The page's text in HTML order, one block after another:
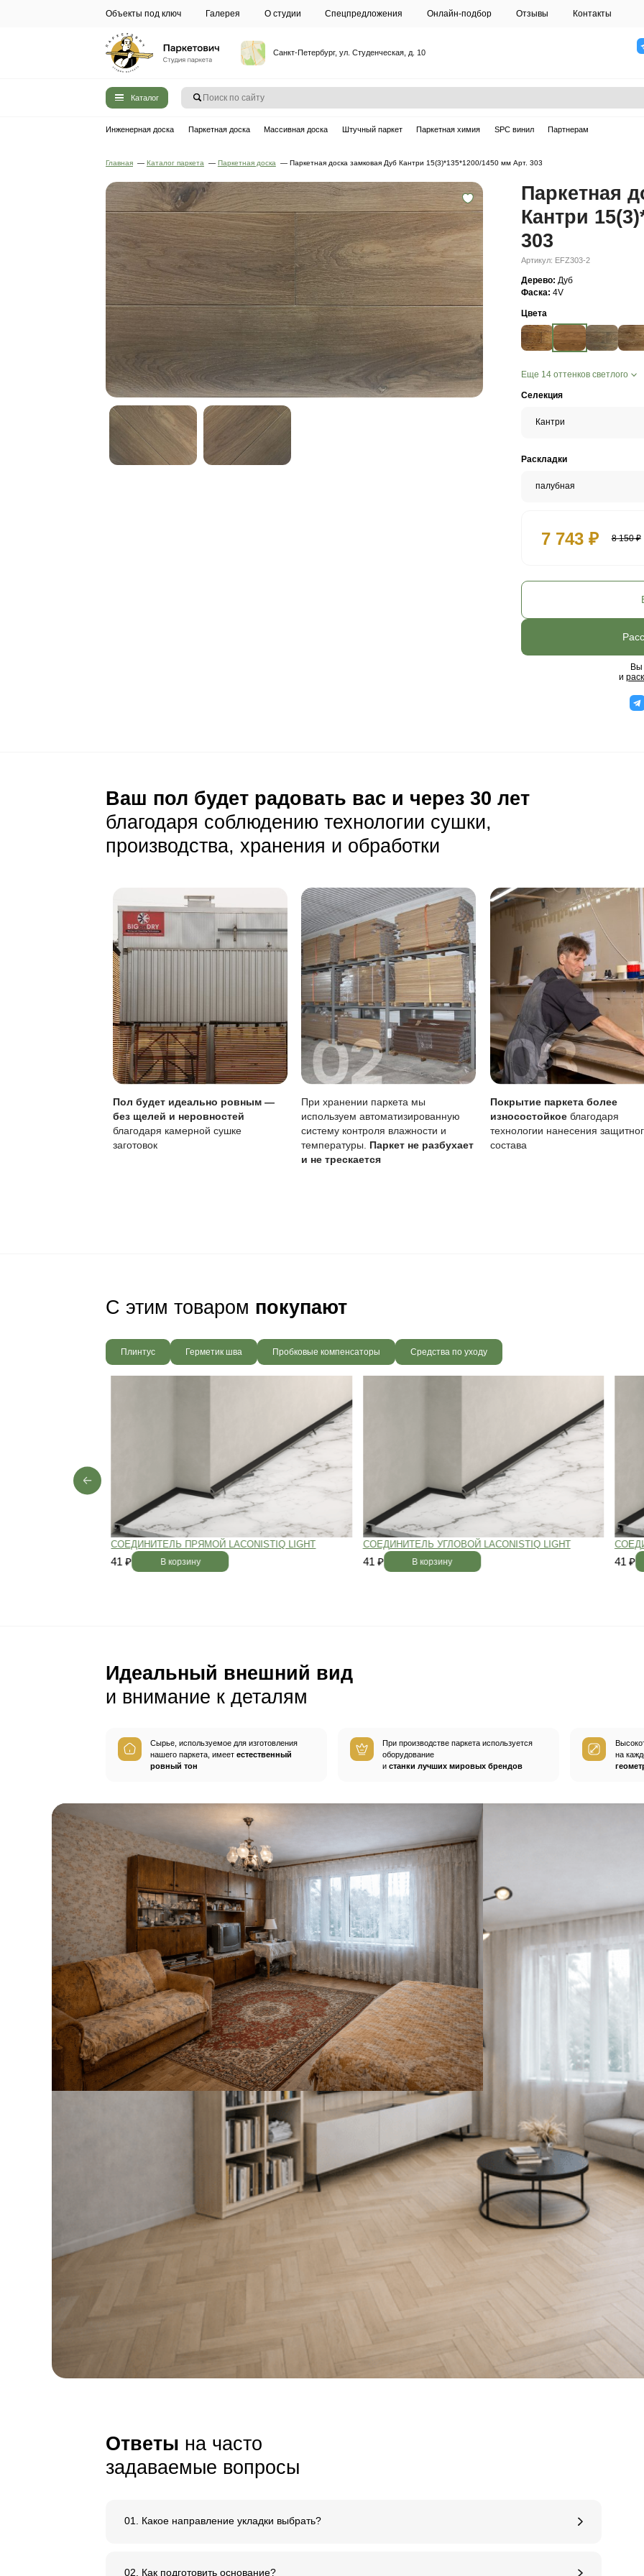
Объекты под ключ Галерея О студии Спецпредложения Онлайн-
Каталог
Главная — Каталог паркета — Паркетная доска — Паркетная доска замковая Дуб Кантри
Ваш пол будет радовать вас и через
благодаря соблюдению технологии
производства, хранения и обработки
Пол будет идеально ровным —
без щелей и неровностей
благодаря камерной сушке
заготовок
При хранении паркета мы
используем автоматизированную
систему контроля влажности и
температуры.
Паркет не разбухает
и не трескается
С этим товаром покупают
Плинтус Герметик шва Пробковые компенсаторы Средства по
32 для профиля
под покраску
СОЕДИНИТЕЛЬ ПРЯМОЙ LACONISTIQ LIGHT
41 ₽ В корзину
СОЕДИНИТЕЛЬ УГЛОВОЙ
В корзину
Идеальный внешний вид
и внимание к деталям
Сырье, используемое для изготовления
нашего паркета, имеет
При производстве
станки лучших